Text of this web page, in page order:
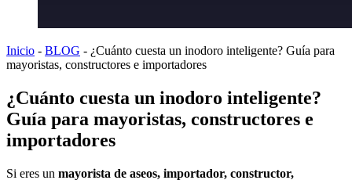
Inicio - BLOG - ¿Cuánto cuesta un inodoro inteligente? Guía para
mayoristas, constructores e importadores
¿Cuánto cuesta un inodoro inteligente?
Guía para mayoristas, constructores e
importadores
Si eres un mayorista de aseos, importador, constructor,